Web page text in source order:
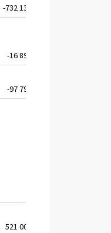
-732 131
-16 895
-97 795
521 003